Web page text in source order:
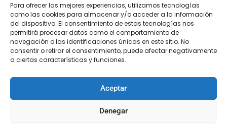
Para ofrecer las mejores experiencias, utilizamos tecnologías
como las cookies para almacenar y/o acceder a la información
del dispositivo. El consentimiento de estas tecnologías nos
permitirá procesar datos como el comportamiento de
navegación o las identificaciones únicas en este sitio. No
consentir o retirar el consentimiento, puede afectar negativamente
a ciertas características y funciones.
Aceptar
Denegar
Descripción
Información adicional
Valoraciones (0)
Descripción